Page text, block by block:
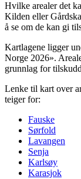
Hvilke arealer det
Kilden eller
å se om de kan gi
Kartlagene ligger
Norge 2026».
grunnlag for
Lenke til kart over
teiger for:
Fauske
Sørfold
Lavangen
Senja
Karlsøy
Karasjok